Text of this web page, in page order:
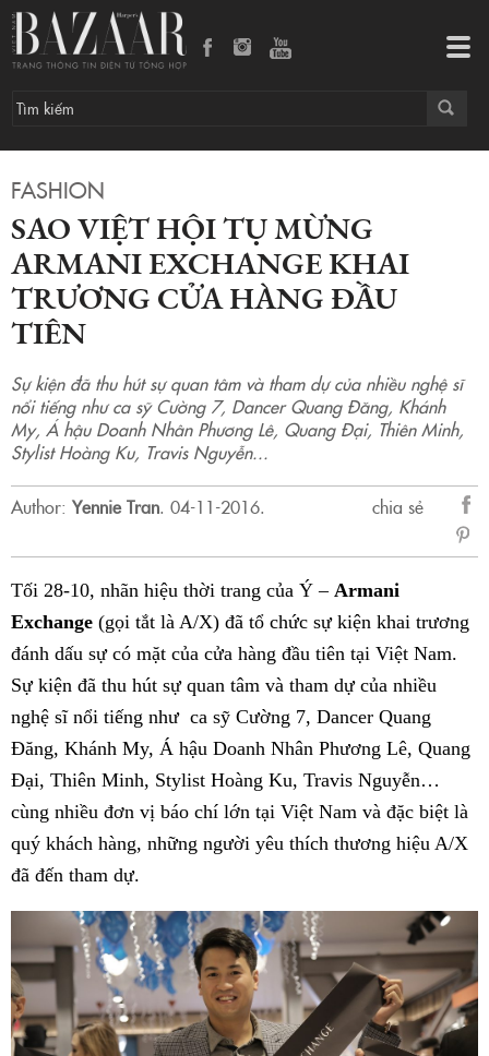
FASHION
SAO VIỆT HỘI TỤ MỪNG
ARMANI EXCHANGE KHAI
TRƯƠNG CỬA HÀNG ĐẦU
TIÊN
Sự kiện đã thu hút sự quan tâm và tham dự của nhiều nghệ sĩ
nổi tiếng như ca sỹ Cường 7, Dancer Quang Đăng, Khánh
My, Á hậu Doanh Nhân Phương Lê, Quang Đại, Thiên Minh,
Stylist Hoàng Ku, Travis Nguyễn...
Author: Yennie Tran. 04-11-2016.
chia sẻ
sẻ
Tối 28-10, nhãn hiệu thời trang của Ý – Armani
Exchange (gọi tắt là A/X) đã tổ chức sự kiện khai trương
đánh dấu sự có mặt của cửa hàng đầu tiên tại Việt Nam.
Sự kiện đã thu hút sự quan tâm và tham dự của nhiều
nghệ sĩ nổi tiếng như ca sỹ Cường 7, Dancer Quang
Đăng, Khánh My, Á hậu Doanh Nhân Phương Lê, Quang
Đại, Thiên Minh, Stylist Hoàng Ku, Travis Nguyễn…
cùng nhiều đơn vị báo chí lớn tại Việt Nam và đặc biệt là
quý khách hàng, những người yêu thích thương hiệu A/X
đã đến tham dự.